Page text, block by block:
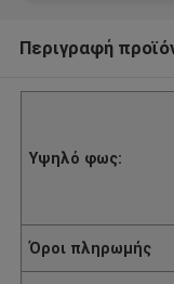
Περιγραφή
Υψηλό φως:
Όροι πληρωμής